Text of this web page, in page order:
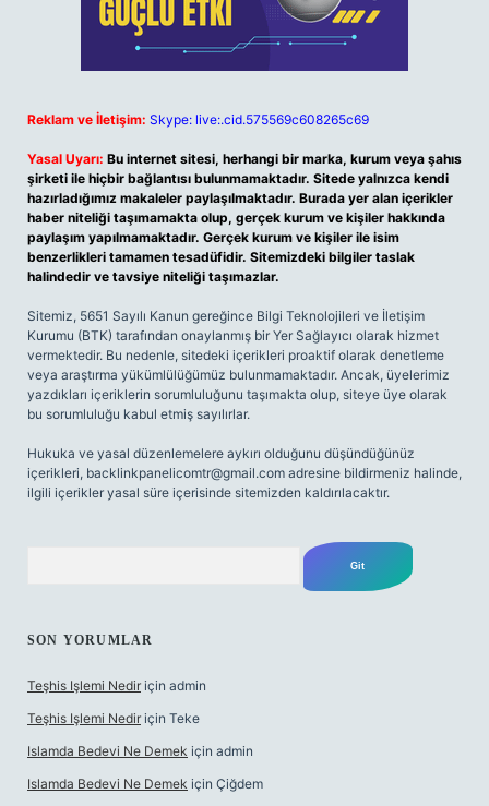
Reklam ve İletişim: Skype: live:.cid.575569c608265c69
Yasal Uyarı: Bu internet sitesi, herhangi bir marka, kurum veya şahıs
şirketi ile hiçbir bağlantısı bulunmamaktadır. Sitede yalnızca kendi
hazırladığımız makaleler paylaşılmaktadır. Burada yer alan içerikler
haber niteliği taşımamakta olup, gerçek kurum ve kişiler hakkında
paylaşım yapılmamaktadır. Gerçek kurum ve kişiler ile isim
benzerlikleri tamamen tesadüfidir. Sitemizdeki bilgiler taslak
halindedir ve tavsiye niteliği taşımazlar.
Sitemiz, 5651 Sayılı Kanun gereğince Bilgi Teknolojileri ve İletişim
Kurumu (BTK) tarafından onaylanmış bir Yer Sağlayıcı olarak hizmet
vermektedir. Bu nedenle, sitedeki içerikleri proaktif olarak denetleme
veya araştırma yükümlülüğümüz bulunmamaktadır. Ancak, üyelerimiz
yazdıkları içeriklerin sorumluluğunu taşımakta olup, siteye üye olarak
bu sorumluluğu kabul etmiş sayılırlar.
Hukuka ve yasal düzenlemelere aykırı olduğunu düşündüğünüz
içerikleri, backlinkpanelicomtr@gmail.com adresine bildirmeniz halinde,
ilgili içerikler yasal süre içerisinde sitemizden kaldırılacaktır.
SON YORUMLAR
Teşhis Işlemi Nedir için admin
Teşhis Işlemi Nedir için Teke
Islamda Bedevi Ne Demek için admin
Islamda Bedevi Ne Demek için Çiğdem